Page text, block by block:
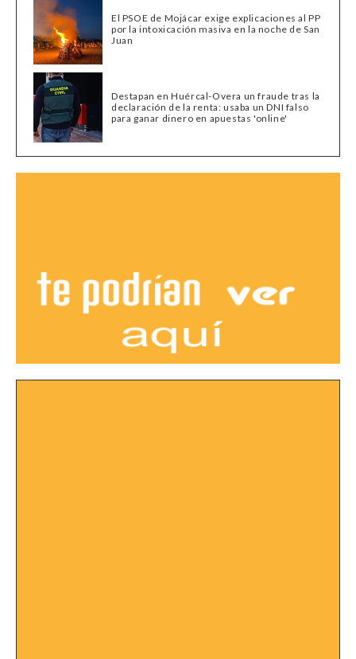
El PSOE de Mojácar exige explicaciones al PP
por la intoxicación masiva en la noche de San
Juan
Destapan en Huércal-Overa un fraude tras la
declaración de la renta: usaba un DNI falso
para ganar dinero en apuestas 'online'